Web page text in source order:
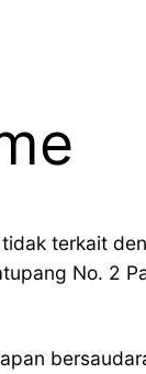
terkait
No. 2